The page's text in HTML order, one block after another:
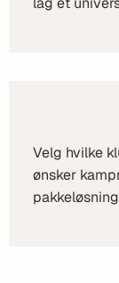
Velg hvilke
ønsker